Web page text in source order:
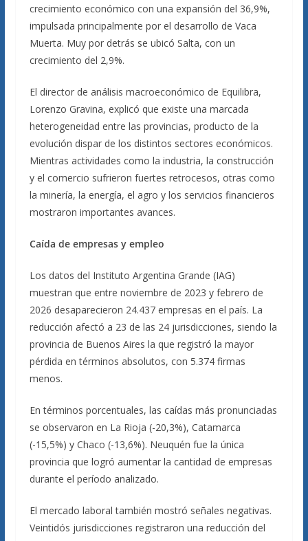
crecimiento económico con una expansión del 36,9%,
impulsada principalmente por el desarrollo de Vaca
Muerta. Muy por detrás se ubicó Salta, con un
crecimiento del 2,9%.
El director de análisis macroeconómico de Equilibra,
Lorenzo Gravina, explicó que existe una marcada
heterogeneidad entre las provincias, producto de la
evolución dispar de los distintos sectores económicos.
Mientras actividades como la industria, la construcción
y el comercio sufrieron fuertes retrocesos, otras como
la minería, la energía, el agro y los servicios financieros
mostraron importantes avances.
Caída de empresas y empleo
Los datos del Instituto Argentina Grande (IAG)
muestran que entre noviembre de 2023 y febrero de
2026 desaparecieron 24.437 empresas en el país. La
reducción afectó a 23 de las 24 jurisdicciones, siendo la
provincia de Buenos Aires la que registró la mayor
pérdida en términos absolutos, con 5.374 firmas
menos.
En términos porcentuales, las caídas más pronunciadas
se observaron en La Rioja (-20,3%), Catamarca
(-15,5%) y Chaco (-13,6%). Neuquén fue la única
provincia que logró aumentar la cantidad de empresas
durante el período analizado.
El mercado laboral también mostró señales negativas.
Veintidós jurisdicciones registraron una reducción del